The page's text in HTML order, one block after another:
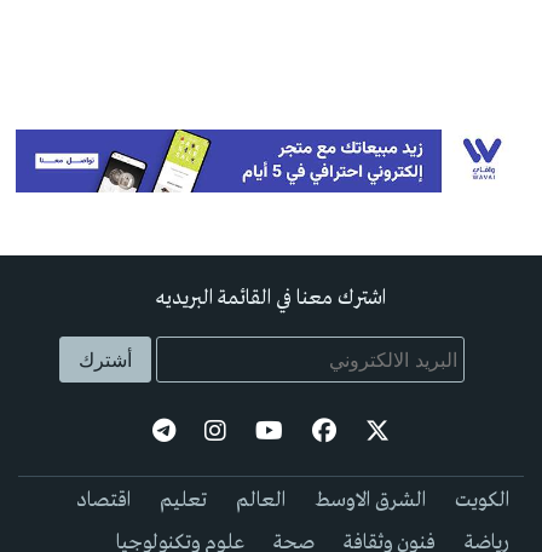
اشترك معنا في القائمة البريديه
الكويت الشرق الاوسط العالم تعليم
اقتصاد
رياضة
فنون وثقافة صحة علوم وتكنولوجيا